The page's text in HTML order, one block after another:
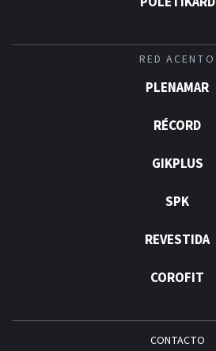
RED ACENTO
PLENAMAR
RÉCORD
GIKPLUS
SPK
REVESTIDA
COROFIT
CONTACTO